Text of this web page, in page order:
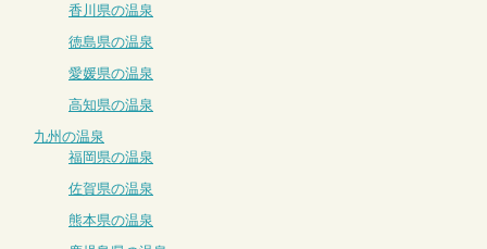
香川県の温泉
徳島県の温泉
愛媛県の温泉
高知県の温泉
九州の温泉
福岡県の温泉
佐賀県の温泉
熊本県の温泉